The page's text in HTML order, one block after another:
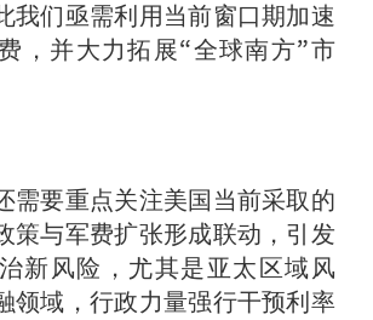
我们亟需利用当前窗口期加速
，并大力拓展“全球南方”市
需要重点关注美国当前采取的
策与军费扩张形成联动，引发
新风险，尤其是亚太区域风
领域，行政力量强行干预利率